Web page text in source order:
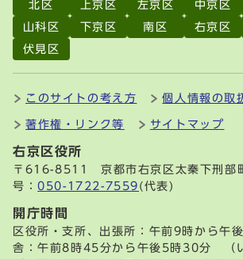
北区 上京区 左京区 中京区
山科区
下京区 南区 右京区
伏見区
このサイトの考え方 個人情報の取
著作権・リンク等 サイトマップ
右京区役所
〒616-8511 京都市右京区太秦下刑部
号：050-1722-7559 (代表)
開庁時間
区役所・支所、出張所：午前9時から午
舎：午前8時45分から午後5時30分 （